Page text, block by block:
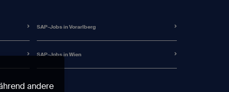
SAP-Jobs in Vorarlberg
SAP-Jobs in Wien
andere